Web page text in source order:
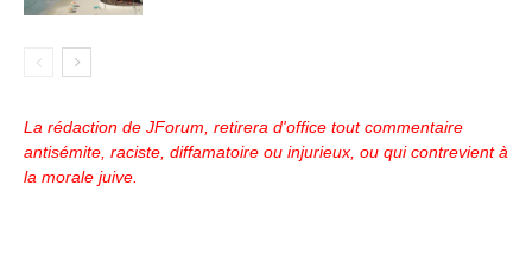
La rédaction de JForum, retirera d'office tout commentaire
antisémite, raciste, diffamatoire ou injurieux, ou qui contrevient à
la morale juive.